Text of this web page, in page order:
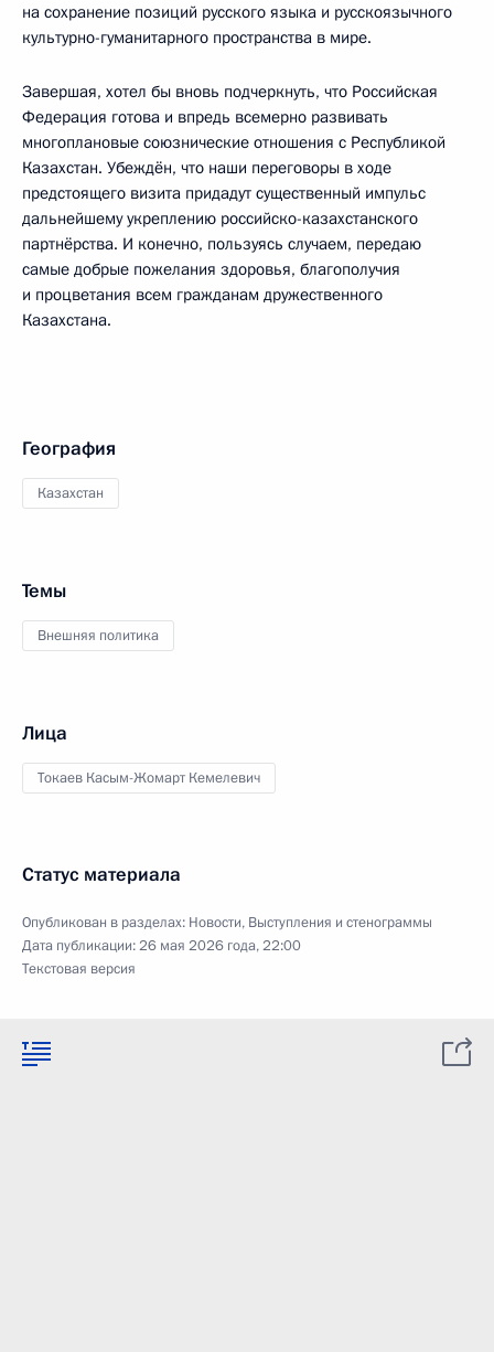
на сохранение позиций русского языка и русскоязычного
культурно-гуманитарного пространства в мире.
Завершая, хотел бы вновь подчеркнуть, что Российская
Федерация готова и впредь всемерно развивать
многоплановые союзнические отношения с Республикой
Казахстан. Убеждён, что наши переговоры в ходе
предстоящего визита придадут существенный импульс
дальнейшему укреплению российско-казахстанского
партнёрства. И конечно, пользуясь случаем, передаю
самые добрые пожелания здоровья, благополучия
и процветания всем гражданам дружественного
Казахстана.
География
Казахстан
Темы
Внешняя политика
Лица
Токаев Касым-Жомарт Кемелевич
Статус материала
Опубликован в разделах: Новости, Выступления и стенограммы
Дата публикации:26 мая 2026 года, 22:00
Текстовая версия